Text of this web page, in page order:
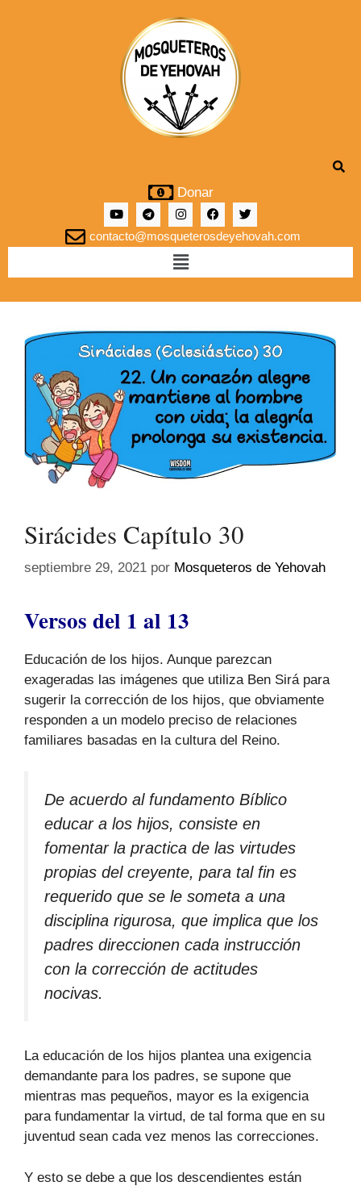
Donar
contacto@mosqueterosdeyehovah.com
Sirácides Capítulo 30
septiembre 29, 2021 por Mosqueteros de Yehovah
Versos del 1 al 13
Educación de los hijos. Aunque parezcan
exageradas las imágenes que utiliza Ben Sirá para
sugerir la corrección de los hijos, que obviamente
responden a un modelo preciso de relaciones
familiares basadas en la cultura del Reino.
De acuerdo al fundamento Bíblico
educar a los hijos, consiste en
fomentar la practica de las virtudes
propias del creyente, para tal fin es
requerido que se le someta a una
disciplina rigurosa, que implica que los
padres direccionen cada instrucción
con la corrección de actitudes
nocivas.
La educación de los hijos plantea una exigencia
demandante para los padres, se supone que
mientras mas pequeños, mayor es la exigencia
para fundamentar la virtud, de tal forma que en su
juventud sean cada vez menos las correcciones.
Y esto se debe a que los descendientes están